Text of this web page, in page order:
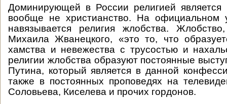
Доминирующей в России религией является
вообще не христианство. На официальном
навязывается религия жлобства.
Михаила Жванецкого, «это то, что
хамства и невежества с трусостью и
религии жлобства образуют постоянные
Путина, который является в данной
также в постоянных проповедях на
Соловьева, Киселева и прочих гордонов.